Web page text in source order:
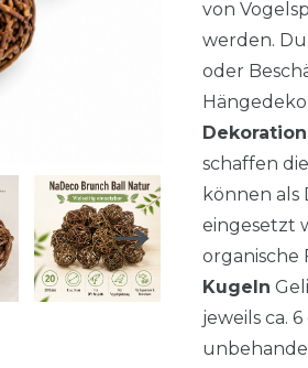
von
werden.
oder
schaffen
können
eingesetzt
organische
Kugeln
jeweils ca.